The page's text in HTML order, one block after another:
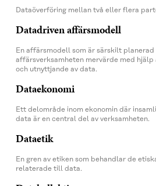
Dataöverföring mellan två eller flera
Datadriven affärsmodell
En affärsmodell som är särskilt
affärsverksamheten mervärde med hjälp
och utnyttjande av data.
Dataekonomi
Ett delområde inom ekonomin där
data är en central del av verksamheten.
Dataetik
En gren av etiken som behandlar de
relaterade till data.